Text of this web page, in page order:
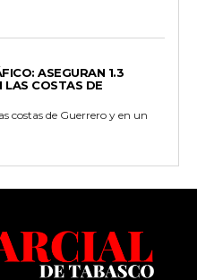
ASEGURAN 1.3
LAS COSTAS DE
costas de Guerrero y en un